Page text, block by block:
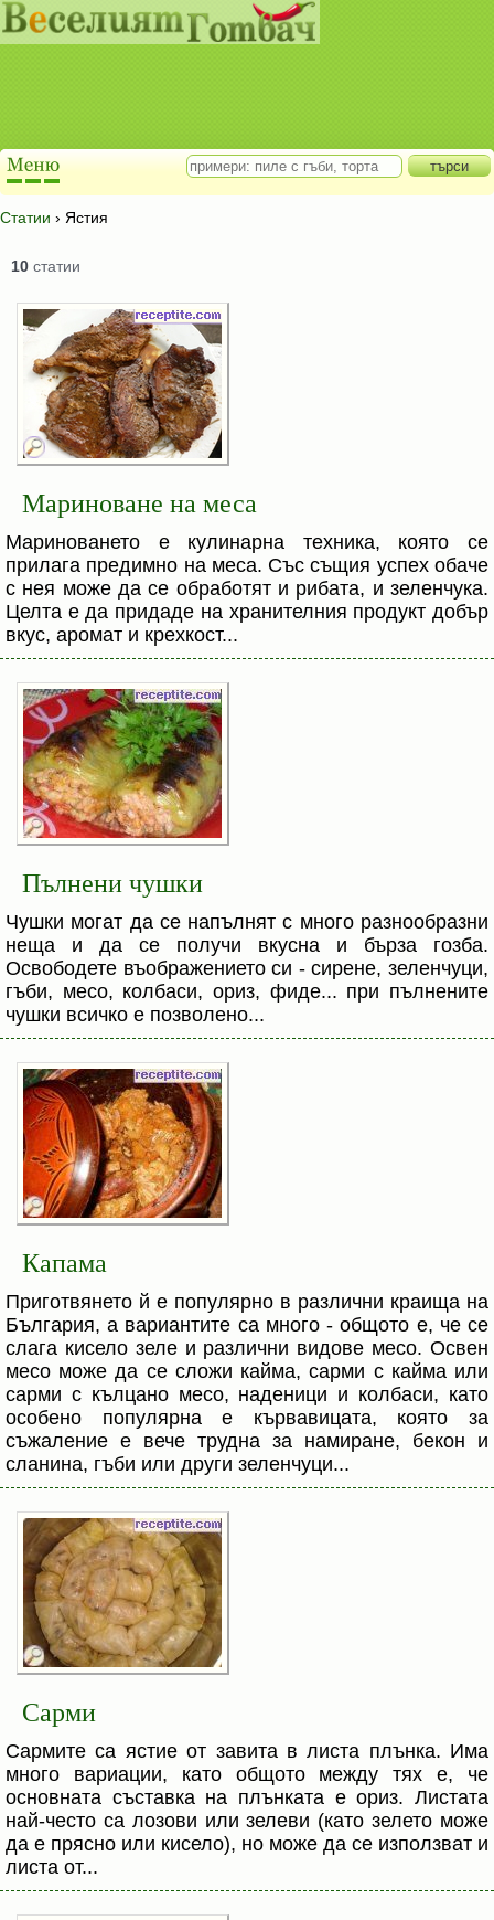
Статии › Ястия
10 статии
Мариноване на меса
Мариноването е кулинарна техника, която се
прилага предимно на меса. Със същия успех обаче
с нея може да се обработят и рибата, и зеленчука.
Целта е да придаде на хранителния продукт добър
вкус, аромат и крехкост...
Пълнени чушки
Чушки могат да се напълнят с много разнообразни
неща и да се получи вкусна и бърза гозба.
Освободете въображението си - сирене, зеленчуци,
гъби, месо, колбаси, ориз, фиде... при пълнените
чушки всичко е позволено...
Капама
Приготвянето й е популярно в различни краища на
България, а вариантите са много - общото е, че се
слага кисело зеле и различни видове месо. Освен
месо може да се сложи кайма, сарми с кайма или
сарми с кълцано месо, наденици и колбаси, като
особено популярна е кървавицата, която за
съжаление е вече трудна за намиране, бекон и
сланина, гъби или други зеленчуци...
Сарми
Сармите са ястие от завита в листа плънка. Има
много вариации, като общото между тях е, че
основната съставка на плънката е ориз. Листата
най-често са лозови или зелеви (като зелето може
да е прясно или кисело), но може да се използват и
листа от...